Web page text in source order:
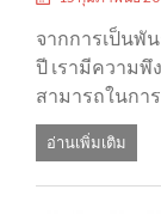
จากการเป็นพั
ปี เรามีความพึ
สามารถในกา
อ่านเพิ่มเติม